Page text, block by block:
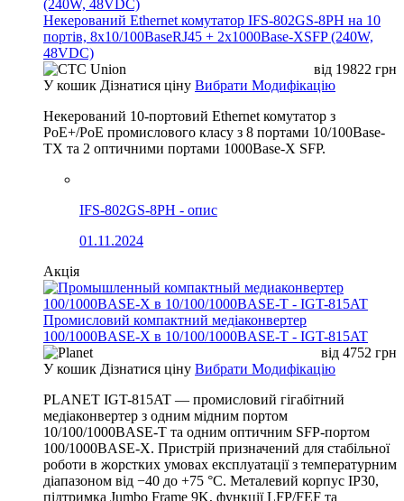
Некерований Ethernet комутатор IFS-802GS-8PH на 10
портів, 8x10/100BaseRJ45 + 2x1000Base-XSFP (240W,
48VDC)
від 19822 грн
У кошик Дізнатися ціну Вибрати Модифікацію
Некерований 10-портовий Ethernet комутатор з
PoE+/PoE промислового класу з 8 портами 10/100Base-
TX та 2 оптичними портами 1000Base-X SFP.
IFS-802GS-8PH - опис
01.11.2024
Акція
Промисловий компактний медіаконвертер
100/1000BASE-X в 10/100/1000BASE-T - IGT-815AT
від 4752 грн
У кошик Дізнатися ціну Вибрати Модифікацію
PLANET IGT-815AT — промисловий гігабітний
медіаконвертер з одним мідним портом
10/100/1000BASE-T та одним оптичним SFP-портом
100/1000BASE-X. Пристрій призначений для стабільної
роботи в жорстких умовах експлуатації з температурним
діапазоном від −40 до +75 °C. Металевий корпус IP30,
підтримка Jumbo Frame 9K, функції LFP/FEF та